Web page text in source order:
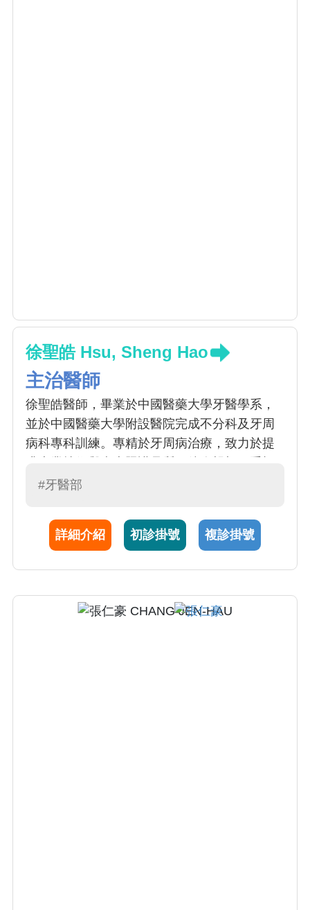
徐聖皓 Hsu, Sheng Hao
主治醫師
徐聖皓醫師，畢業於中國醫藥大學牙醫學系，
並於中國醫藥大學附設醫院完成不分科及牙周
病科專科訓練。專精於牙周病治療，致力於提
團隊合作，與同事相處融洽，亦善於與病患溝
專業與同理心提供最合適的治療。
#牙醫部
詳細介紹 初診掛號 複診掛號